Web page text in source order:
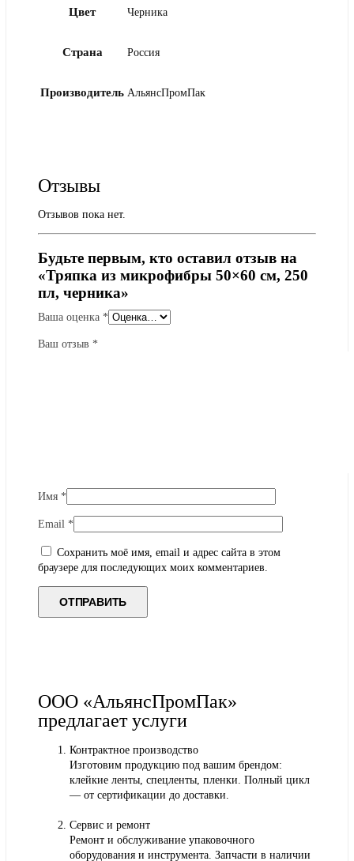
Цвет Черника
Страна Россия
Производитель АльянсПромПак
Отзывы
Отзывов пока нет.
Будьте первым, кто оставил отзыв на
«Тряпка из микрофибры 50×60 см, 250
пл, черника»
Ваша оценка *
Ваш отзыв *
Имя *
Email *
Сохранить моё имя, email и адрес сайта в этом
браузере для последующих моих комментариев.
ООО «АльянсПромПак»
предлагает услуги
Контрактное производство
Изготовим продукцию под вашим брендом:
клейкие ленты, спецленты, пленки. Полный цикл
— от сертификации до доставки.
Сервис и ремонт
Ремонт и обслуживание упаковочного
оборудования и инструмента. Запчасти в наличии